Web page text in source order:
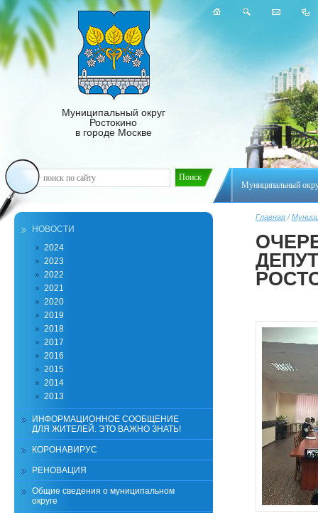
Муниципальный
Муниципальный округ
Ростокино
в городе Москве
Главная /
НОВОСТИ
2024
2023
2022
2021
2020
2019
2018
2017
2016
2015
2014
2013
ИНФОРМАЦИОННОЕ СООБЩЕНИЕ
ДЛЯ ЖИТЕЛЕЙ. ЭТО ВАЖНО ЗНАТЬ!
КОРОНАВИРУС
РЕНОВАЦИЯ
Общие сведения о муниципальном
округе